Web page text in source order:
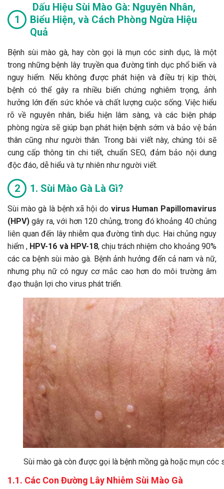
Dấu Hiệu Sùi Mào Gà: Nguyên Nhân,
Biểu Hiện, và Cách Phòng Ngừa Hiệu
Quả
Bệnh sùi mào gà, hay còn gọi là mụn cóc sinh dục, là một
trong những bệnh lây truyền qua đường tình dục phổ biến và
nguy hiểm. Nếu không được phát hiện và điều trị kịp thời,
bệnh có thể gây ra nhiều biến chứng nghiêm trọng, ảnh
hưởng lớn đến sức khỏe và chất lượng cuộc sống. Việc hiểu
rõ về nguyên nhân, biểu hiện lâm sàng, và các biện pháp
phòng ngừa sẽ giúp bạn phát hiện bệnh sớm và bảo vệ bản
thân cũng như người thân. Trong bài viết này, chúng tôi sẽ
cung cấp thông tin chi tiết, chuẩn SEO, đảm bảo nội dung
độc đáo, dễ hiểu và tự nhiên như người viết.
1. Sùi Mào Gà Là Gì?
Sùi mào gà là bệnh xã hội do virus Human Papillomavirus
(HPV) gây ra, với hơn 120 chủng, trong đó khoảng 40 chủng
liên quan đến lây nhiễm qua đường tình dục. Hai chủng nguy
hiểm , HPV-16 và HPV-18, chịu trách nhiệm cho khoảng 90%
các ca bệnh sùi mào gà. Bệnh ảnh hưởng đến cả nam và nữ,
nhưng phụ nữ có nguy cơ mắc cao hơn do môi trường âm
đạo thuận lợi cho virus phát triển.
Sùi mào gà còn được gọi là bệnh mồng gà hoặc mụn cóc
1.1. Các Con Đường Lây Nhiễm Sùi Mào Gà